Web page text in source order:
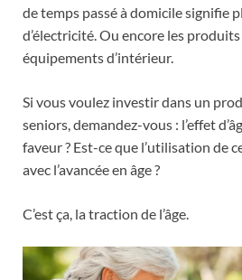
de temps passé à domicile signifie
d’électricité. Ou encore les
équipements d’intérieur.
Si vous voulez investir dans un
seniors, demandez-vous : l’effet
faveur ? Est-ce que l’utilisation de
avec l’avancée en âge ?
C’est ça, la traction de l’âge.